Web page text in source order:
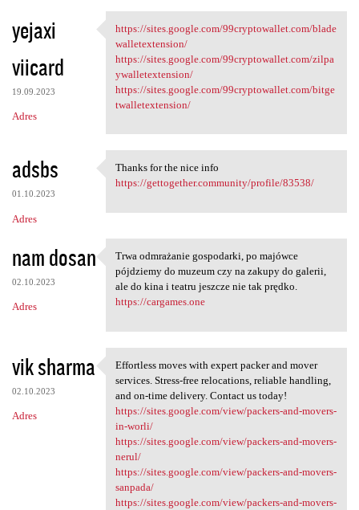
yejaxi
viicard
19.09.2023
Adres
https://sites.google.com
https://sites.google.com/99cryptowallet.com/blade
walletextension/
https://sites.google.com/99cryptowallet.com/zilpa
ywalletextension/
https://sites.google.com/99cryptowallet.com/bitge
twalletextension/
adsbs
01.10.2023
Adres
Thanks for the nice info
Thanks for the nice info
https://gettogether.community/profile/83538/
nam dosan
02.10.2023
Adres
Trwa odmrażanie gospodarki,
Trwa odmrażanie gospodarki, po majówce
pójdziemy do muzeum czy na zakupy do galerii,
ale do kina i teatru jeszcze nie tak prędko.
https://cargames.one
vik sharma
02.10.2023
Adres
Effortless moves with expert
Effortless moves with expert packer and mover
services. Stress-free relocations, reliable handling,
and on-time delivery. Contact us today!
https://sites.google.com/view/packers-and-movers-
in-worli/
https://sites.google.com/view/packers-and-movers-
nerul/
https://sites.google.com/view/packers-and-movers-
sanpada/
https://sites.google.com/view/packers-and-movers-